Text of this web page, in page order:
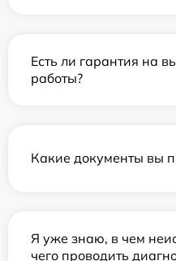
Есть ли гарантия на
работы?
Какие документы вы
Я уже знаю, в чем
чего проводить